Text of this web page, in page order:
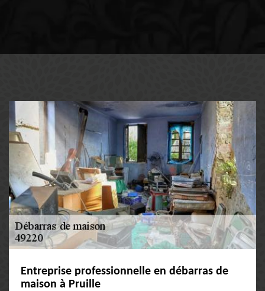
Entreprise professionnelle en débarras de
maison à Pruille